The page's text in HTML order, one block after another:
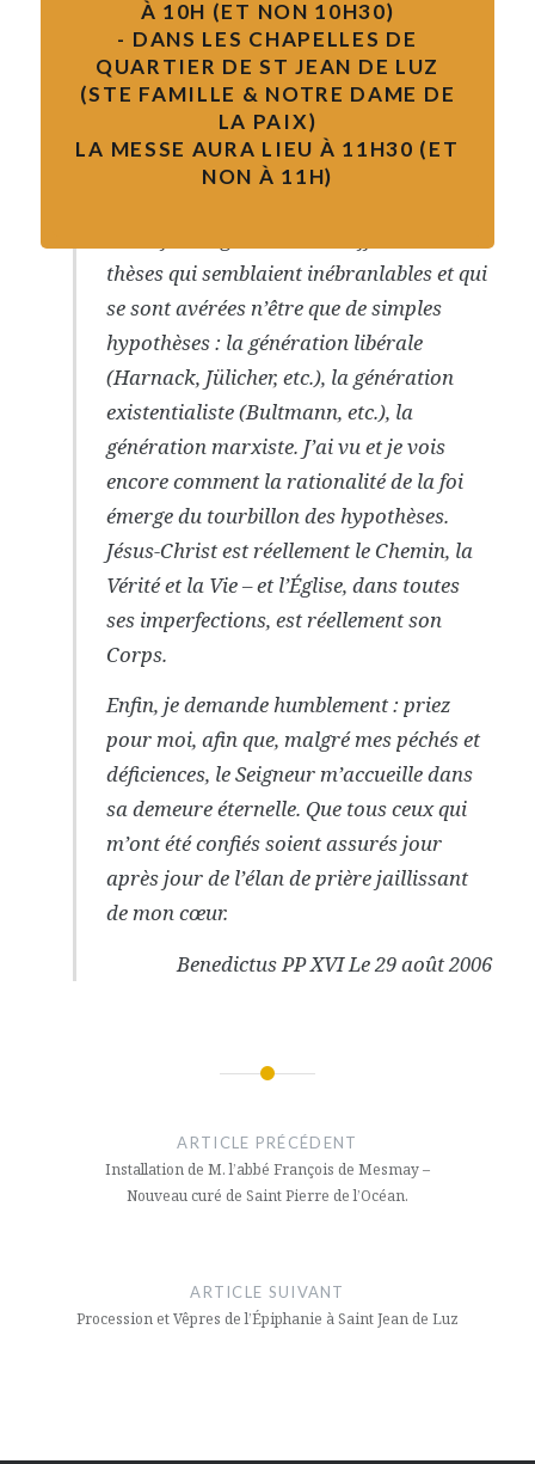
dialogue avec la science à mesurer la
portée et les limites de ses assertions et à
mieux apprécier ce qui lui est propre.
Cela fait maintenant soixante ans que
j’accompagne le chemin de la théologie,
thèses qui semblaient inébranlables et qui
se sont avérées n’être que de simples
hypothèses : la génération libérale
(Harnack, Jülicher, etc.), la génération
existentialiste (Bultmann, etc.), la
génération marxiste. J’ai vu et je vois
encore comment la rationalité de la foi
émerge du tourbillon des hypothèses.
Jésus-Christ est réellement le Chemin, la
Vérité et la Vie – et l’Église, dans toutes
ses imperfections, est réellement son
Corps.
Enfin, je demande humblement : priez
pour moi, afin que, malgré mes péchés et
déficiences, le Seigneur m’accueille dans
sa demeure éternelle. Que tous ceux qui
m’ont été confiés soient assurés jour
après jour de l’élan de prière jaillissant
de mon cœur.
Benedictus PP XVI Le 29 août 2006
l’article
ARTICLE PRÉCÉDENT
Installation de M. l’abbé François de Mesmay –
Nouveau curé de Saint Pierre de l’Océan.
ARTICLE SUIVANT
Procession et Vêpres de l’Épiphanie à Saint Jean de Luz
À 10H (ET NON 10H30)
- DANS LES CHAPELLES DE
QUARTIER DE ST JEAN DE LUZ
(STE FAMILLE & NOTRE DAME DE
LA PAIX)
LA MESSE AURA LIEU À 11H30 (ET
NON À 11H)